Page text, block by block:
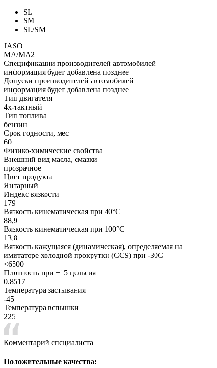
SL
SM
SL/SM
JASO
MA/MA2
Спецификации производителей автомобилей
информация будет добавлена позднее
Допуски производителей автомобилей
информация будет добавлена позднее
Тип двигателя
4х-тактный
Тип топлива
бензин
Срок годности, мес
60
Физико-химические свойства
Внешний вид масла, смазки
прозрачное
Цвет продукта
Янтарный
Индекс вязкости
179
Вязкость кинематическая при 40°С
88,9
Вязкость кинематическая при 100°С
13,8
Вязкость кажущаяся (динамическая), определяемая на
имитаторе холодной прокрутки (CCS) при -30С
<6500
Плотность при +15 цельсия
0.8517
Температура застывания
-45
Температура вспышки
225
Комментарий специалиста
Положительные качества: